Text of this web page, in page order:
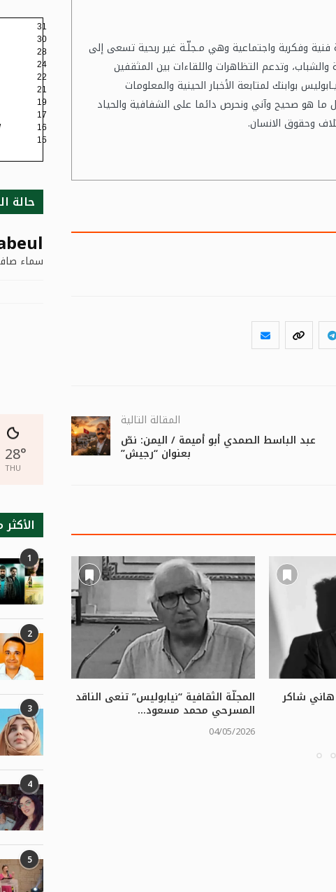
فنية وفكرية واجتماعية وهي مـجلّـة غير ربحية تسعى إلى
والشباب، وتدعم التظاهرات واللقاءات بين المثقفين
بوابتك لمتابعة الأخبار الحينية والمعلومات
ما هو صحيح وآني ونحرص دائما على الشفافية والحياد
وحقوق الانسان.
المقالة التالية
عبد الباسط الصمدي أبو أميمة / اليمن: نصّ
بعنوان “رجيش”
هاني شاكر المجلّة الثقافية “نيابوليس” تنعى الناقد
المسرحي محمد مسعود...
04/05/2026
رحيل نغمةٍ
الحكيم
04/04/2026
31
30
28
24
22
21
19
17
16
15
حالة
سماء
28°
THU
1
2
3
4
5